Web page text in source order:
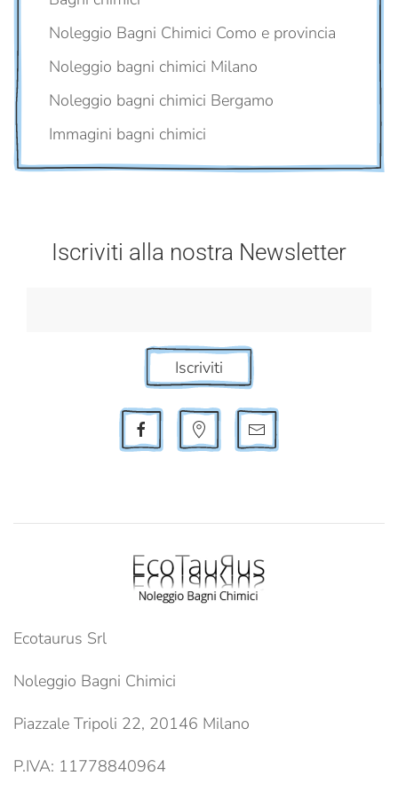
Noleggio Bagni Chimici Como e provincia
Noleggio bagni chimici Milano
Noleggio bagni chimici Bergamo
Immagini bagni chimici
Iscriviti alla nostra Newsletter
Iscriviti
Ecotaurus Srl
Noleggio Bagni Chimici
Piazzale Tripoli 22, 20146 Milano
P.IVA: 11778840964